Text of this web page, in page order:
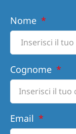
Nome
Cognome
Email